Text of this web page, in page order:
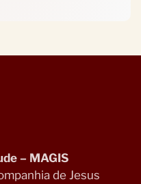
– MAGIS
de Jesus